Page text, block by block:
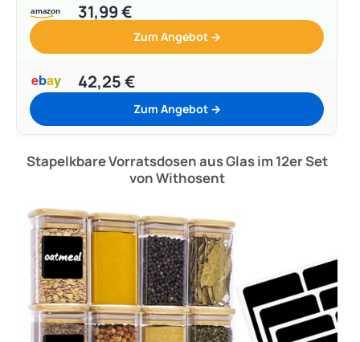
31,99 €
Zum Angebot →
42,25 €
Zum Angebot →
Stapelkbare Vorratsdosen aus Glas im 12er Set
von Withosent